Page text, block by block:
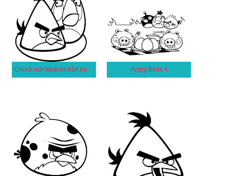
Chuck och Matilda från Angry Birds Angry Birds 4